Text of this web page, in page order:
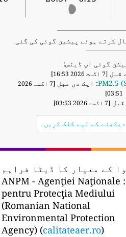
گوئی اپ ڈیٹس:
PM2.5: ایک دن قبل
[7 اگست 2026
03:51]
[7 اگست 2026 03:53]
کے لیے کلک کریں۔
کے معیار کا ڈیٹا فراہم
ANPM - Agenţiei Naţionale
pentru Protecţia Mediului
(Romanian National
Environmental Protection
Agency) (calitateaer.ro)